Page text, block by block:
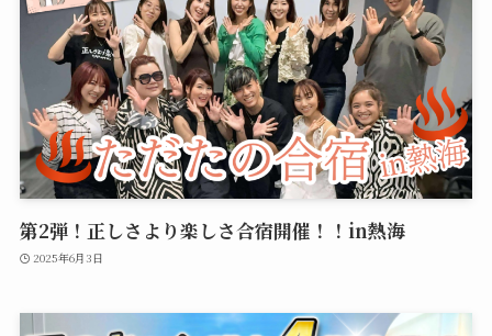
第2弾！正しさより楽しさ合宿開催！！in熱海
2025年6月3日